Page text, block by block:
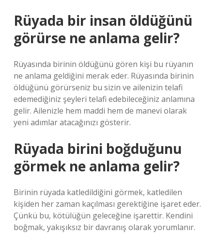
Rüyada bir insan öldüğünü
görürse ne anlama gelir?
Rüyasında birinin öldüğünü gören kişi bu rüyanın
ne anlama geldiğini merak eder. Rüyasında birinin
öldüğünü görürseniz bu sizin ve ailenizin telafi
edemediğiniz şeyleri telafi edebileceğiniz anlamına
gelir. Ailenizle hem maddi hem de manevi olarak
yeni adımlar atacağınızı gösterir.
Rüyada birini boğduğunu
görmek ne anlama gelir?
Birinin rüyada katledildiğini görmek, katledilen
kişiden her zaman kaçılması gerektiğine işaret eder.
Çünkü bu, kötülüğün geleceğine işarettir. Kendini
boğmak, yakışıksız bir davranış olarak yorumlanır.